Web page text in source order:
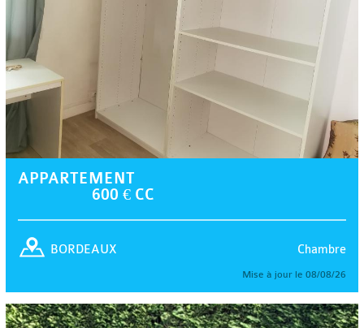
APPARTEMENT
600 € CC
Chambre
BORDEAUX
Mise à jour le 08/08/26